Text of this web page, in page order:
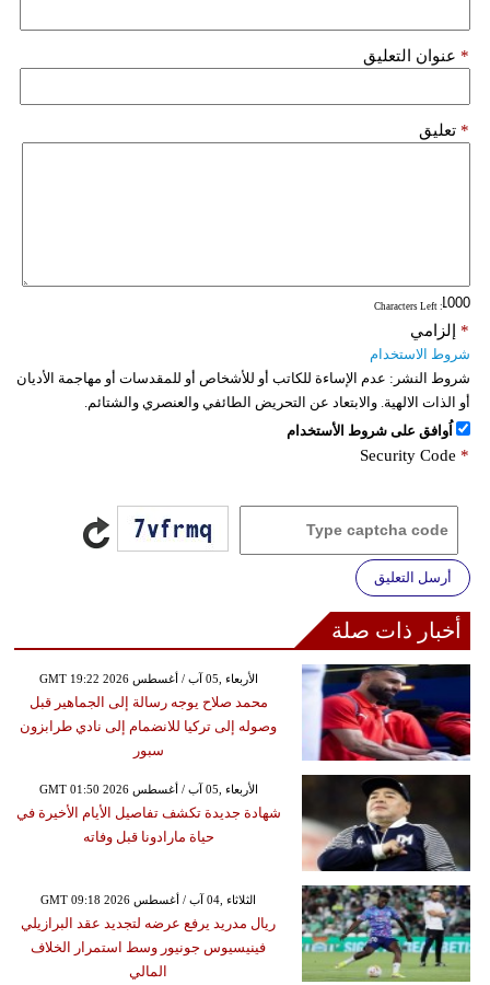
عنوان التعليق *
تعليق *
: Characters Left
إلزامي *
شروط الاستخدام
شروط النشر: عدم الإساءة للكاتب أو للأشخاص أو للمقدسات أو مهاجمة الأديان
أو الذات الالهية. والابتعاد عن التحريض الطائفي والعنصري والشتائم.
اُوافق على شروط الأستخدام
Security Code *
أرسل التعليق
أخبار ذات صلة
GMT 19:22 2026 الأربعاء ,05 آب / أغسطس
محمد صلاح يوجه رسالة إلى الجماهير قبل
وصوله إلى تركيا للانضمام إلى نادي طرابزون
سبور
GMT 01:50 2026 الأربعاء ,05 آب / أغسطس
شهادة جديدة تكشف تفاصيل الأيام الأخيرة في
حياة مارادونا قبل وفاته
GMT 09:18 2026 الثلاثاء ,04 آب / أغسطس
ريال مدريد يرفع عرضه لتجديد عقد البرازيلي
فينيسيوس جونيور وسط استمرار الخلاف
المالي